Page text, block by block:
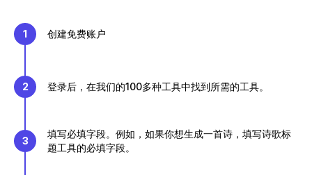
1 创建免费账户
2 登录后，在我们的100多种工具中找到所需的工具。
3
填写必填字段。例如，如果你想生成一首诗，填写诗歌标
题工具的必填字段。